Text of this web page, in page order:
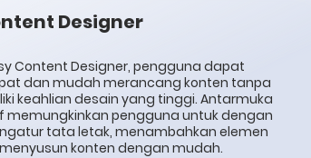
Designer
Content Designer, pengguna dapat
dan mudah merancang konten tanpa
keahlian desain yang tinggi. Antarmuka
memungkinkan pengguna untuk dengan
tata letak, menambahkan elemen
konten dengan mudah.